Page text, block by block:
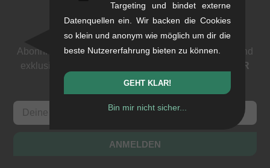
Newsletter
Abonniere unseren Newsletter: Events, BMX News und
exklusive Deals. Als Dank bekommst du einen
5 EUR
Gutschein .
ANMELDEN
Targeting und bindet externe
Datenquellen ein. Wir backen die Cookies
so klein und anonym wie möglich um dir die
beste Nutzererfahrung bieten zu können.
GEHT KLAR!
Bin mir nicht sicher...